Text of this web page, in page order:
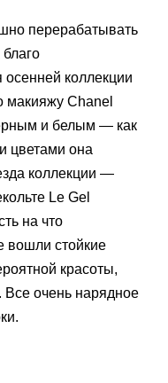
перерабатывать
осенней коллекции
макияжу Chanel
и белым — как
цветами она
коллекции —
Le Gel
на что
вошли стойкие
красоты,
Все очень нарядное